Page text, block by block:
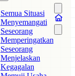
Semua Situasi
Menyemangati
Seseorang
Memperingatkan
Seseorang
Menjelaskan
Kegagalan